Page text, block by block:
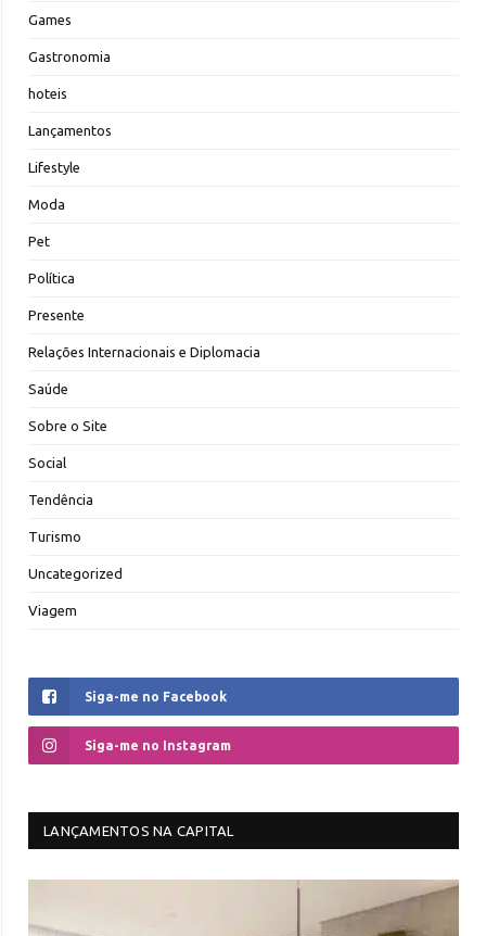
Games
Gastronomia
hoteis
Lançamentos
Lifestyle
Moda
Pet
Política
Presente
Relações Internacionais e Diplomacia
Saúde
Sobre o Site
Social
Tendência
Turismo
Uncategorized
Viagem
Siga-me no Facebook
Siga-me no Instagram
LANÇAMENTOS NA CAPITAL